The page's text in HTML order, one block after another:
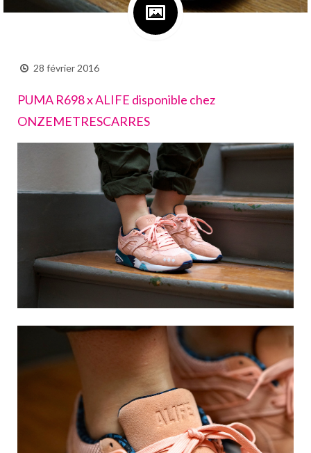
MW SHIFT
CONTACT
28 février 2016
PUMA R698 x ALIFE disponible chez
ONZEMETRESCARRES